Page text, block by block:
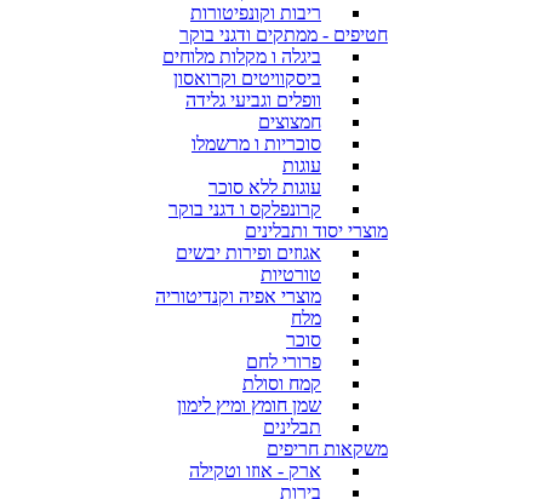
ריבות וקונפיטורות
חטיפים - ממתקים ודגני בוקר
ביגלה ו מקלות מלוחים
ביסקוויטים וקרואסון
וופלים וגביעי גלידה
חמצוצים
סוכריות ו מרשמלו
עוגות
עוגות ללא סוכר
קרונפלקס ו דגני בוקר
מוצרי יסוד ותבלינים
אגוזים ופירות יבשים
טורטיות
מוצרי אפיה וקנדיטוריה
מלח
סוכר
פרורי לחם
קמח וסולת
שמן חומץ ומיץ לימון
תבלינים
משקאות חריפים
ארק - אוזו וטקילה
בירות